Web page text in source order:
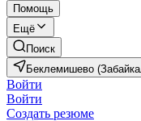
Помощь
Ещё
Поиск
Беклемишево
Войти
Войти
Создать резюме